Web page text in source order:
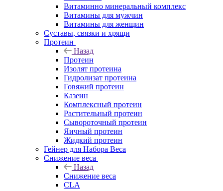
Витаминно минеральный комплекс
Витамины для мужчин
Витамины для женщин
Суставы, связки и хрящи
Протеин
Назад
Протеин
Изолят протеина
Гидролизат протеина
Говяжий протеин
Казеин
Комплексный протеин
Растительный протеин
Сывороточный протеин
Яичный протеин
Жидкий протеин
Гейнер для Набора Веса
Снижение веса
Назад
Снижение веса
CLA